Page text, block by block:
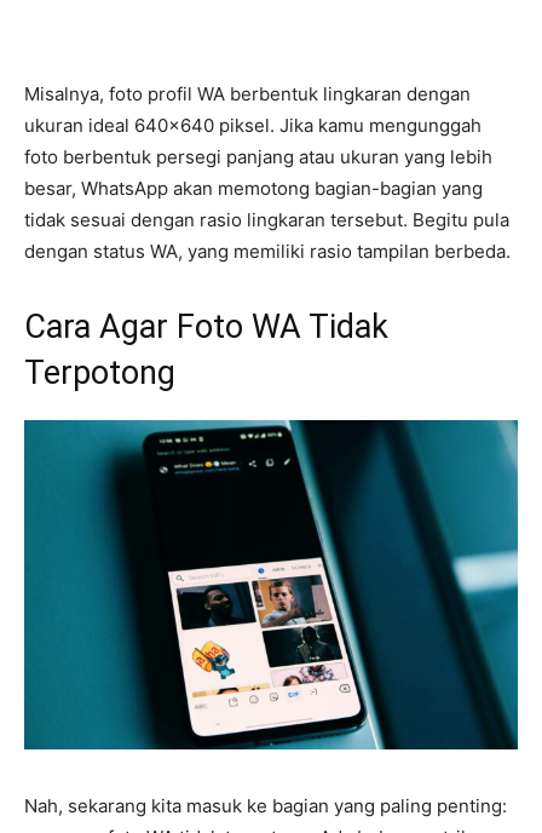
Misalnya, foto profil WA berbentuk lingkaran dengan
ukuran ideal 640×640 piksel. Jika kamu mengunggah
foto berbentuk persegi panjang atau ukuran yang lebih
besar, WhatsApp akan memotong bagian-bagian yang
tidak sesuai dengan rasio lingkaran tersebut. Begitu pula
dengan status WA, yang memiliki rasio tampilan berbeda.
Cara Agar Foto WA Tidak
Terpotong
Nah, sekarang kita masuk ke bagian yang paling penting: